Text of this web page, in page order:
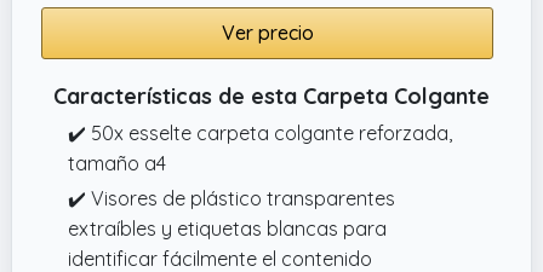
Ver precio
Características de esta Carpeta Colgante
✔️ 50x esselte carpeta colgante reforzada,
tamaño a4
✔️ Visores de plástico transparentes
extraíbles y etiquetas blancas para
identificar fácilmente el contenido